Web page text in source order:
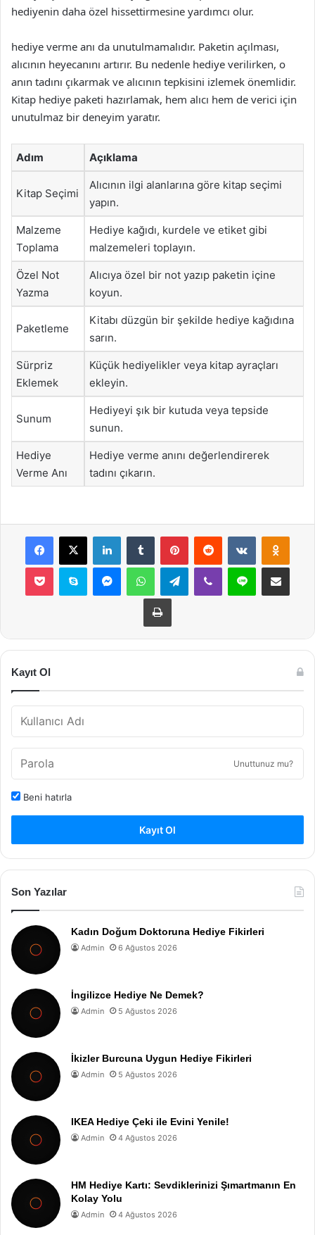
hediyenin daha özel hissettirmesine yardımcı olur.
hediye verme anı da unutulmamalıdır. Paketin açılması,
alıcının heyecanını artırır. Bu nedenle hediye verilirken, o
anın tadını çıkarmak ve alıcının tepkisini izlemek önemlidir.
Kitap hediye paketi hazırlamak, hem alıcı hem de verici için
unutulmaz bir deneyim yaratır.
Adım Açıklama
Kitap Seçimi
Alıcının ilgi alanlarına göre kitap seçimi
yapın.
Malzeme
Toplama
Hediye kağıdı, kurdele ve etiket gibi
malzemeleri toplayın.
Özel Not
Yazma
Alıcıya özel bir not yazıp paketin içine
koyun.
Paketleme
Kitabı düzgün bir şekilde hediye kağıdına
sarın.
Sürpriz
Eklemek
Küçük hediyelikler veya kitap ayraçları
ekleyin.
Sunum
Hediyeyi şık bir kutuda veya tepside
sunun.
Hediye
Verme Anı
Hediye verme anını değerlendirerek
tadını çıkarın.
Facebook
X LinkedInTumblr PinterestReddit VKontakte
Pocket Skype MessengerWhatsAppTelegramViber Line E-Posta ile
Yazdır
Kayıt Ol
Unuttunuz mu?
Beni hatırla
Kayıt Ol
Son Yazılar
Kadın Doğum Doktoruna Hediye Fikirleri
Admin 6 Ağustos 2026
İngilizce Hediye Ne Demek?
Admin 5 Ağustos 2026
İkizler Burcuna Uygun Hediye Fikirleri
Admin 5 Ağustos 2026
IKEA Hediye Çeki ile Evini Yenile!
Admin 4 Ağustos 2026
HM Hediye Kartı: Sevdiklerinizi Şımartmanın En
Kolay Yolu
Admin 4 Ağustos 2026